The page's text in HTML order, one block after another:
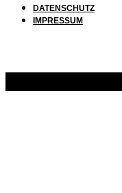
DATENSCHUTZ
IMPRESSUM